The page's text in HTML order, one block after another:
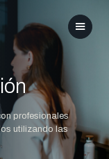
profesionales
utilizando las